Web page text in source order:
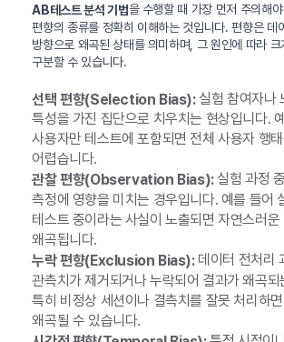
AB테스트 분석 기법을 수행할 때 가장 먼저 주의해
편향의 종류를 정확히 이해하는 것입니다. 편향은 데
방향으로 왜곡된 상태를 의미하며, 그 원인에 따라 크
구분할 수 있습니다.
선택 편향(Selection Bias):실험 참여자나
특성을 가진 집단으로 치우치는 현상입니다.
사용자만 테스트에 포함되면 전체 사용자 행태
어렵습니다.
관찰 편향(Observation Bias):실험 과정
측정에 영향을 미치는 경우입니다. 예를 들어
테스트 중이라는 사실이 노출되면 자연스러운
왜곡됩니다.
누락 편향(Exclusion Bias):데이터 전처리
관측치가 제거되거나 누락되어 결과가 왜곡되
특히 비정상 세션이나 결측치를 잘못 처리하면
왜곡될 수 있습니다.